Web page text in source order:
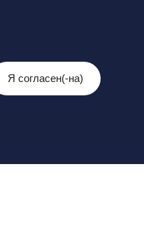
Я согласен(-на)